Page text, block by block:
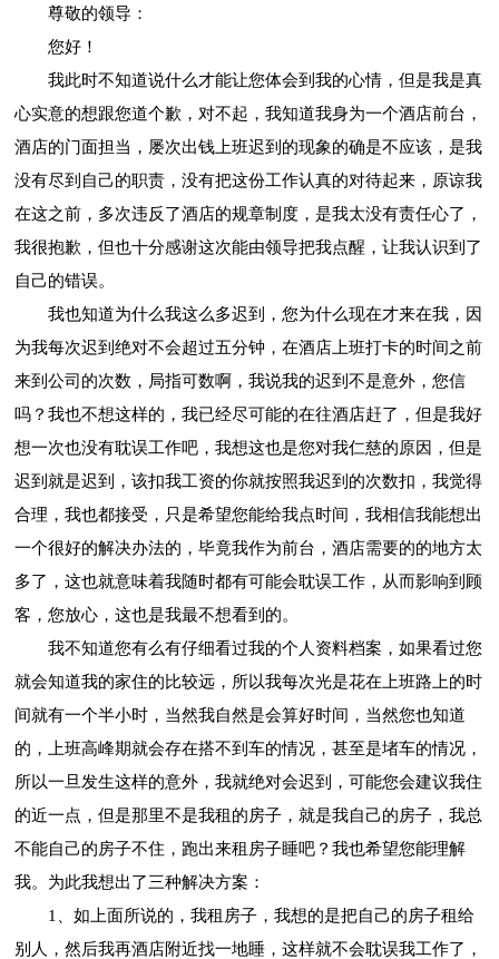
尊敬的领导：
您好！
我此时不知道说什么才能让您体会到我的心情，但是我是真
心实意的想跟您道个歉，对不起，我知道我身为一个酒店前台，
酒店的门面担当，屡次出钱上班迟到的现象的确是不应该，是我
没有尽到自己的职责，没有把这份工作认真的对待起来，原谅我
在这之前，多次违反了酒店的规章制度，是我太没有责任心了，
我很抱歉，但也十分感谢这次能由领导把我点醒，让我认识到了
自己的错误。
我也知道为什么我这么多迟到，您为什么现在才来在我，因
为我每次迟到绝对不会超过五分钟，在酒店上班打卡的时间之前
来到公司的次数，局指可数啊，我说我的迟到不是意外，您信
吗？我也不想这样的，我已经尽可能的在往酒店赶了，但是我好
想一次也没有耽误工作吧，我想这也是您对我仁慈的原因，但是
迟到就是迟到，该扣我工资的你就按照我迟到的次数扣，我觉得
合理，我也都接受，只是希望您能给我点时间，我相信我能想出
一个很好的解决办法的，毕竟我作为前台，酒店需要的的地方太
多了，这也就意味着我随时都有可能会耽误工作，从而影响到顾
客，您放心，这也是我最不想看到的。
我不知道您有么有仔细看过我的个人资料档案，如果看过您
就会知道我的家住的比较远，所以我每次光是花在上班路上的时
间就有一个半小时，当然我自然是会算好时间，当然您也知道
的，上班高峰期就会存在搭不到车的情况，甚至是堵车的情况，
所以一旦发生这样的意外，我就绝对会迟到，可能您会建议我住
的近一点，但是那里不是我租的房子，就是我自己的房子，我总
不能自己的房子不住，跑出来租房子睡吧？我也希望您能理解
我。为此我想出了三种解决方案：
1、如上面所说的，我租房子，我想的是把自己的房子租给
别人，然后我再酒店附近找一地睡，这样就不会耽误我工作了，